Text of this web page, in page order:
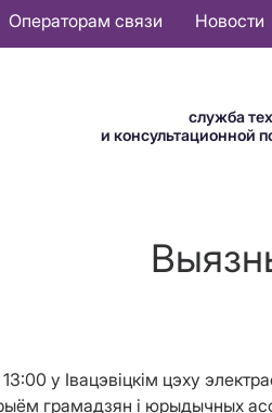
Операторам связи Новости
служба
и консультационной
у Івацэвіцкім цэху
грамадзян і юрыдычных